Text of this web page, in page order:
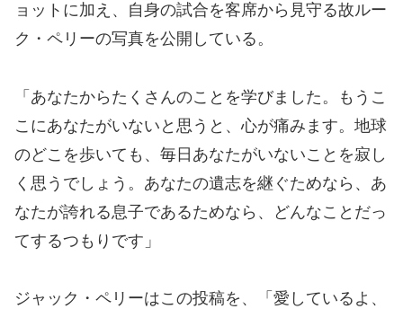
ョットに加え、自身の試合を客席から見守る故ルー
ク・ペリーの写真を公開している。
「あなたからたくさんのことを学びました。もうこ
こにあなたがいないと思うと、心が痛みます。地球
のどこを歩いても、毎日あなたがいないことを寂し
く思うでしょう。あなたの遺志を継ぐためなら、あ
なたが誇れる息子であるためなら、どんなことだっ
てするつもりです」
ジャック・ペリーはこの投稿を、「愛しているよ、